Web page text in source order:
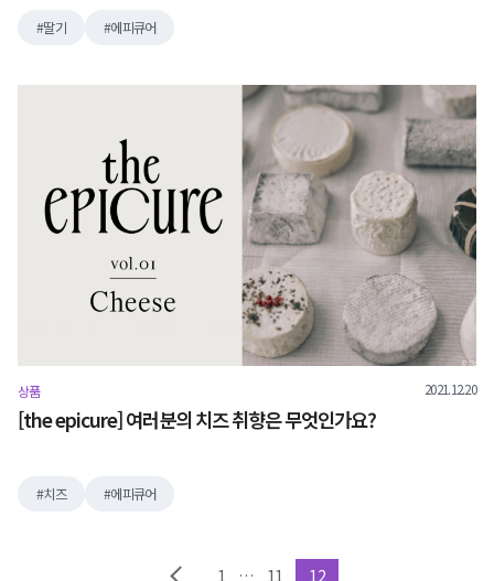
딸기 에피큐어
상품 2021.12.20
[the epicure] 여러분의 치즈 취향은 무엇인가요?
치즈 에피큐어
1 … 11 12